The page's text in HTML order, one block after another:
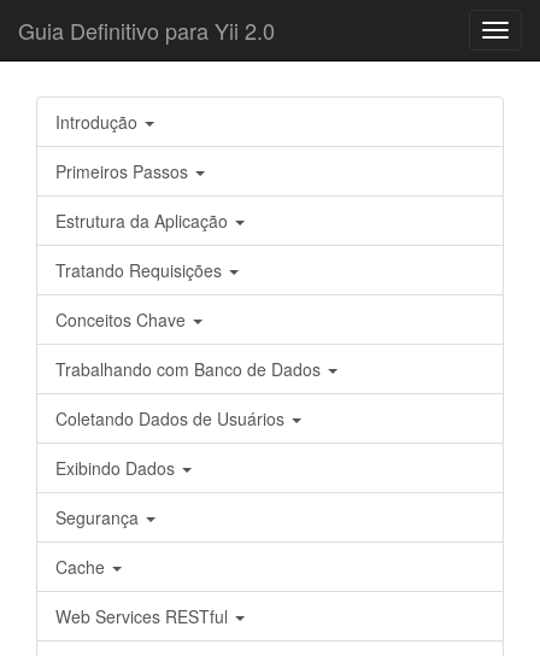
Guia Definitivo para Yii 2.0
Introdução
Primeiros Passos
Estrutura da Aplicação
Tratando Requisições
Conceitos Chave
Trabalhando com Banco de Dados
Coletando Dados de Usuários
Exibindo Dados
Segurança
Cache
Web Services RESTful